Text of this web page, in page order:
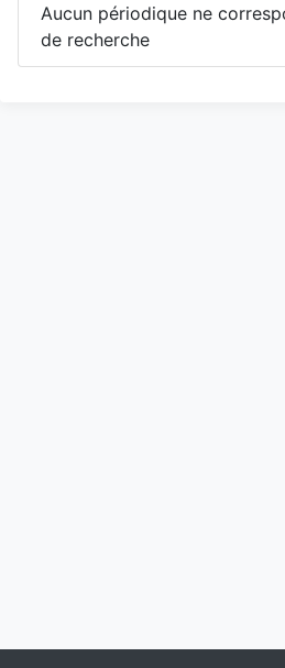
Aucun périodique ne
de recherche